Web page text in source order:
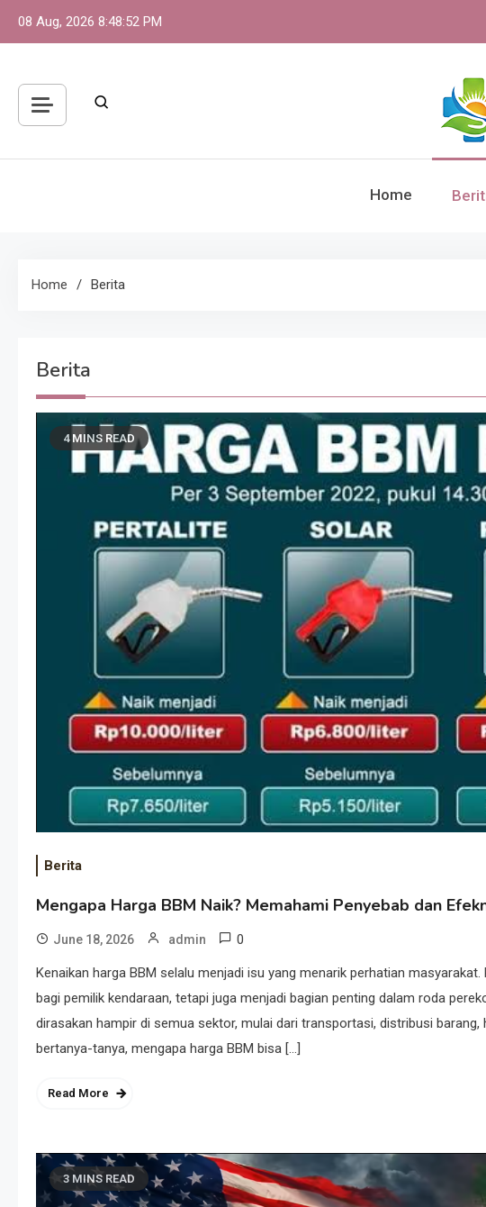
08 Aug, 2026 8:48:54 PM
Home
Home Berita
Berita
4 MINS READ
Berita
Mengapa Harga BBM Naik? Memahami Penyebab dan
June 18, 2026 admin 0
Kenaikan harga BBM selalu menjadi isu yang menarik perhatian
bagi pemilik kendaraan, tetapi juga menjadi bagian penting dalam roda
dirasakan hampir di semua sektor, mulai dari transportasi, distribusi
bertanya-tanya, mengapa harga BBM bisa […]
Read More
3 MINS READ